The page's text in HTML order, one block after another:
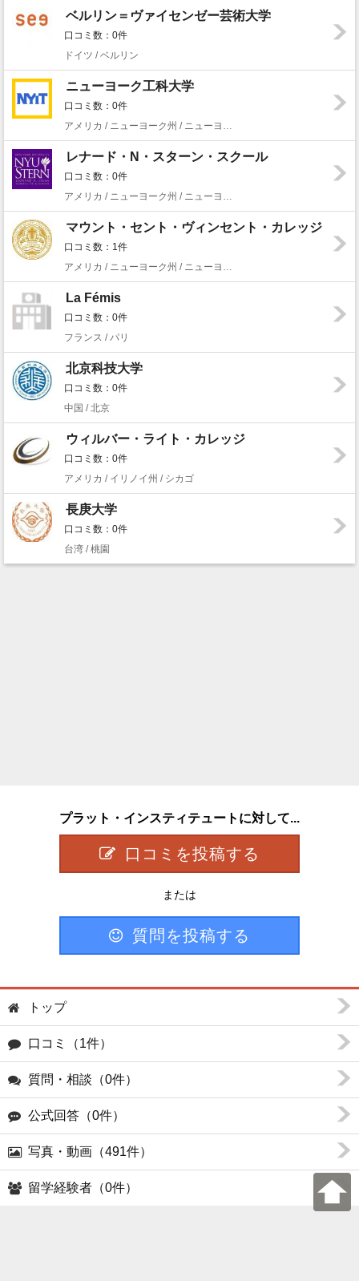
ベルリン＝ヴァイセンゼー芸術大学
口コミ数：0件
ドイツ / ベルリン
ニューヨーク工科大学
口コミ数：0件
アメリカ / ニューヨーク州 / ニューヨーク
レナード・N・スターン・スクール
口コミ数：0件
アメリカ / ニューヨーク州 / ニューヨーク
マウント・セント・ヴィンセント・カレッジ
口コミ数：1件
アメリカ / ニューヨーク州 / ニューヨーク
La Fémis
口コミ数：0件
フランス / パリ
北京科技大学
口コミ数：0件
中国 / 北京
ウィルバー・ライト・カレッジ
口コミ数：0件
アメリカ / イリノイ州 / シカゴ
長庚大学
口コミ数：0件
台湾 / 桃園
プラット・インスティテュートに対して...
口コミを投稿する
または
質問を投稿する
トップ
口コミ（1件）
質問・相談（0件）
公式回答（0件）
写真・動画（491件）
留学経験者（0件）